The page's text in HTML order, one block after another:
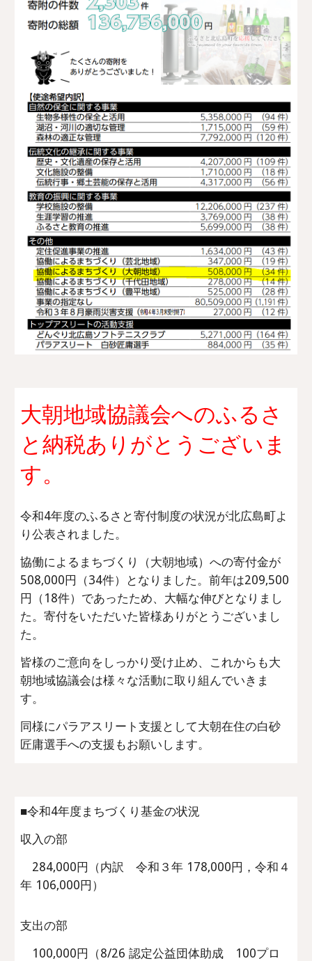
大朝地域協議会へのふるさ
と納税ありがとうございま
す。
令和4年度のふるさと寄付制度の状況が北広島町よ
り公表されました。
協働によるまちづくり（大朝地域）への寄付金が
508,000円（34件）となりました。前年は209,500
円（18件）であったため、大幅な伸びとなりまし
た。寄付をいただいた皆様ありがとうございまし
た。
皆様のご意向をしっかり受け止め、これからも大
朝地域協議会は様々な活動に取り組んでいきま
す。
同様にパラアスリート支援として大朝在住の白砂
匠庸選手への支援もお願いします。
■令和4年度まちづくり基金の状況
収入の部
284,000円（内訳 令和３年 178,000円，令和４
年 106,000円）
支出の部
100,000円（8/26 認定公益団体助成 100プロ